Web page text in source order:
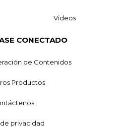
Videos
CONECTADO
de Contenidos
Productos
privacidad